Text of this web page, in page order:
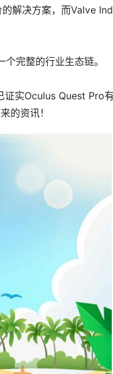
解决方案，而Valve
完整的行业生态链。
实Oculus Quest Pro
的资讯！